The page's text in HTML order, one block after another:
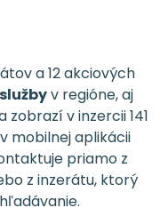
a 12 akciových
v regióne, aj
zobrazí v inzercii 141
mobilnej aplikácii
priamo z
z inzerátu, ktorý